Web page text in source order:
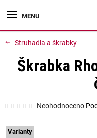
na
Struhadla a škrabky
Škrabka
Průměrné
hodnocení
Neohodnoceno
Varianty